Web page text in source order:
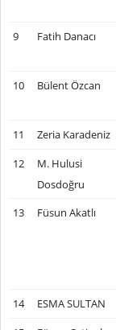
9 Fatih Danacı
10 Bülent Özcan
11 Zeria Karadeniz
12
M. Hulusi
Dosdoğru
13 Füsun Akatlı
14 ESMA SULTAN